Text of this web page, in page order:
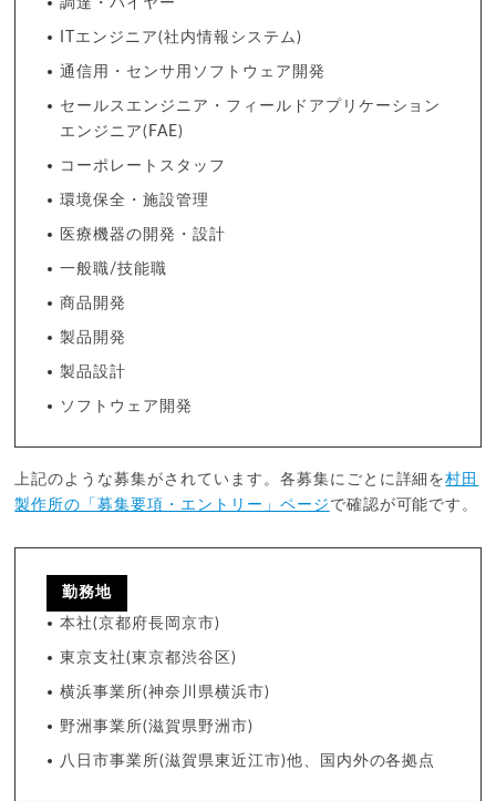
調達・バイヤー
ITエンジニア(社内情報システム)
通信用・センサ用ソフトウェア開発
セールスエンジニア・フィールドアプリケーション
エンジニア(FAE)
コーポレートスタッフ
環境保全・施設管理
医療機器の開発・設計
一般職/技能職
商品開発
製品開発
製品設計
ソフトウェア開発
上記のような募集がされています。各募集にごとに詳細を村田
製作所の「募集要項・エントリー」ページ で確認が可能です。
勤務地
本社(京都府長岡京市)
東京支社(東京都渋谷区)
横浜事業所(神奈川県横浜市)
野洲事業所(滋賀県野洲市)
八日市事業所(滋賀県東近江市)他、国内外の各拠点